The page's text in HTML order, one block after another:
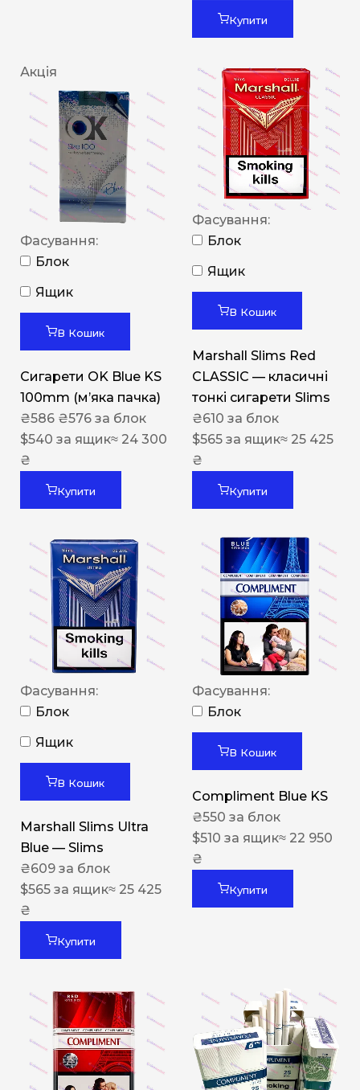
Купити
Акція
Фасування:
Блок
Ящик
В Кошик
Сигарети OK Blue KS
100mm (м’яка пачка)
₴586 ₴576 за блок
$540 за ящик≈ 24 300
₴
Купити
Фасування:
Блок
Ящик
В Кошик
Marshall Slims Red
CLASSIC — класичні
тонкі сигарети Slims
₴610 за блок
$565 за ящик≈ 25 425
₴
Купити
Фасування:
Блок
Ящик
В Кошик
Marshall Slims Ultra
Blue — Slims
₴609 за блок
$565 за ящик≈ 25 425
₴
Купити
Фасування:
Блок
В Кошик
Compliment Blue KS
₴550 за блок
$510 за ящик≈ 22 950
₴
Купити